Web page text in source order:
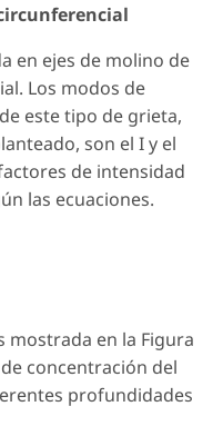
en ejes de molino de
Los modos de
este tipo de grieta,
son el I y el
de intensidad
las ecuaciones.
mostrada en la Figura
concentración del
profundidades